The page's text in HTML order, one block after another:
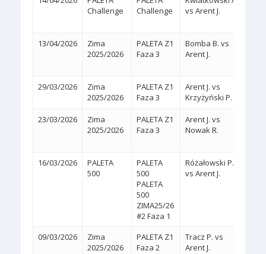
Challenge
Challenge
vs Arent J.
13/04/2026
Zima
2025/2026
PALETA Z1
Faza 3
Bomba B. vs
Arent J.
29/03/2026
Zima
2025/2026
PALETA Z1
Faza 3
Arent J. vs
Krzyżyński P.
23/03/2026
Zima
2025/2026
PALETA Z1
Faza 3
Arent J. vs
Nowak R.
16/03/2026
PALETA
500
PALETA
500
PALETA
500
ZIMA25/26
#2 Faza 1
Różałowski P.
vs Arent J.
09/03/2026
Zima
2025/2026
PALETA Z1
Faza 2
Tracz P. vs
Arent J.